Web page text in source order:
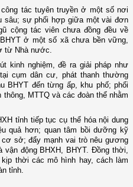
tác tuyên truyền ở một số nơi
sâu; sự phối hợp giữa một vài đơn
cộng tác viên chưa đồng đều về
ở một số xã chưa bền vững,
từ Nhà nước.
kinh nghiệm, đề ra giải pháp như
cụm dân cư, phát thanh thường
BHYT đến từng ấp, khu phố; phối
MTTQ và các đoàn thể nhằm
tỉnh tiếp tục cụ thể hóa nội dung
quả hơn; quan tâm bồi dưỡng kỹ
sở; đẩy mạnh vai trò nêu gương
động BHXH, BHYT. Đồng thời,
thời các mô hình hay, cách làm
tỉnh.